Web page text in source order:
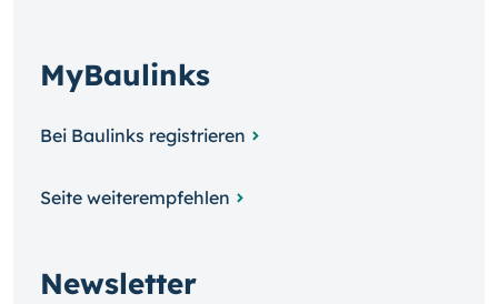
MyBaulinks
Bei Baulinks registrieren
Seite weiterempfehlen
Newsletter